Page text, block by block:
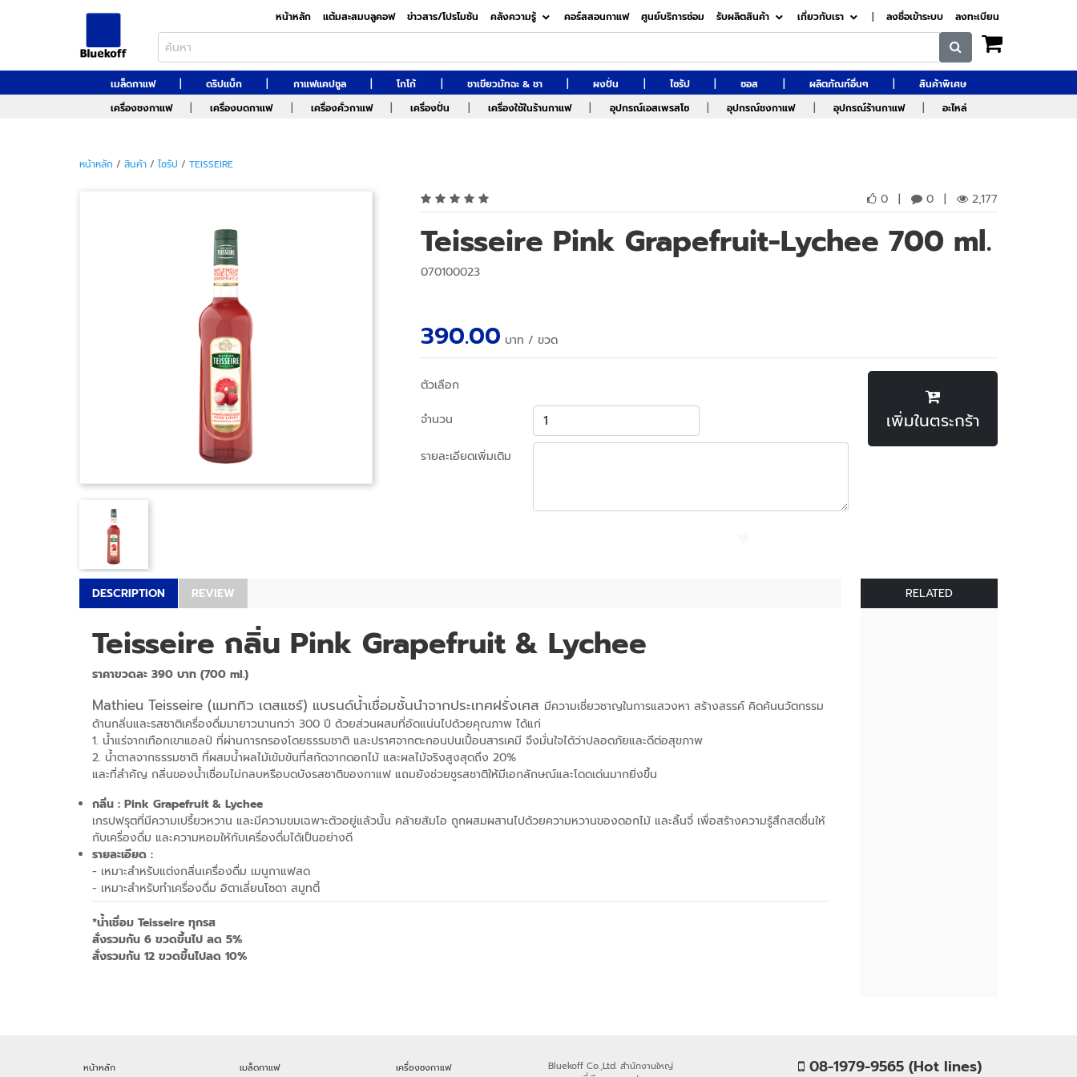
หน้าหลัก แต้มสะสมบลูคอฟ ข่าวสาร/โปรโมชัน คลังความรู้ คอร์สสอนกาแฟ ศูนย์บริการซ่อม รับผลิตสินค้า เกี่ยวกับเรา | ลงชื่อเข้าระบบ ลงทะเบียน
เมล็ดกาแฟ | ดริปแบ็ก | กาแฟแคปซูล | โกโก้ | ชาเขียวมัทฉะ & ชา | ผงปั่น | ไซรัป | ซอส | ผลิตภัณฑ์อื่นๆ |
สินค้าพิเศษ
เครื่องชงกาแฟ
| เครื่องบดกาแฟ | เครื่องคั่วกาแฟ | เครื่องปั่น | เครื่องใช้ในร้านกาแฟ | อุปกรณ์เอสเพรสโซ | อุปกรณ์ชงกาแฟ | อุปกรณ์ร้านกาแฟ | อะไหล่
หน้าหลัก / สินค้า / ไซรัป / TEISSEIRE
0 | 0 | 2,177
Teisseire Pink Grapefruit-Lychee 700 ml.
070100023
390.00 บาท / ขวด
ตัวเลือก
จำนวน
รายละเอียดเพิ่มเติม
เพิ่มในตระกร้า
DESCRIPTION REVIEW
Teisseire กลิ่น Pink Grapefruit & Lychee
ราคาขวดละ 390 บาท (700 ml.)
Mathieu Teisseire (แมททิว เตสแซร์) แบรนด์น้ำเชื่อมชั้นนำจากประเทศฝรั่งเศส มีความเชี่ยวชาญในการแสวงหา สร้างสรรค์ คิดค้นนวัตกรรม
ด้านกลิ่นและรสชาติเครื่องดื่มมายาวนานกว่า 300 ปี ด้วยส่วนผสมที่อัดแน่นไปด้วยคุณภาพ ได้แก่
1. น้ำแร่จากเทือกเขาแอลป์ ที่ผ่านการกรองโดยธรรมชาติ และปราศจากตะกอนปนเปื้อนสารเคมี จึงมั่นใจได้ว่าปลอดภัยและดีต่อสุขภาพ
2. น้ำตาลจากธรรมชาติ ที่ผสมน้ำผลไม้เข้มข้นที่สกัดจากดอกไม้ และผลไม้จริงสูงสุดถึง 20%
และที่สำคัญ กลิ่นของน้ำเชื่อมไม่กลบหรือบดบังรสชาติของกาแฟ แถมยังช่วยชูรสชาติให้มีเอกลักษณ์และโดดเด่นมากยิ่งขึ้น
กลิ่น : Pink Grapefruit & Lychee
เกรปฟรุตที่มีความเปรี้ยวหวาน และมีความขมเฉพาะตัวอยู่แล้วนั้น คล้ายส้มโอ ถูกผสมผสานไปด้วยความหวานของดอกไม้ และลิ้นจี่ เพื่อสร้างความรู้สึกสดชื่นให้
กับเครื่องดื่ม และความหอมให้กับเครื่องดื่มได้เป็นอย่างดี
รายละเอียด :
- เหมาะสำหรับแต่งกลิ่นเครื่องดื่ม เมนูกาแฟสด
- เหมาะสำหรับทำเครื่องดื่ม อิตาเลี่ยนโซดา สมูทตี้
*น้ำเชื่อม Teisseire ทุกรส
สั่งรวมกัน 6 ขวดขึ้นไป ลด 5%
สั่งรวมกัน 12 ขวดขึ้นไปลด 10%
RELATED
หน้าหลัก
เมล็ดกาแฟ
เครื่องชงกาแฟ
Bluekoff Co.,Ltd. สำนักงานใหญ่
08-1979-9565 (Hot lines)